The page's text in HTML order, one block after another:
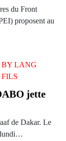
du Front
proposent au
BY LANG
FILS
jette
de Dakar. Le
lundi…